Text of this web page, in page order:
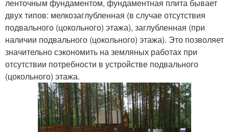
ленточным фундаментом, фундаментная плита бывает
двух типов: мелкозаглубленная (в случае отсутствия
подвального (цокольного) этажа), заглубленная (при
наличии подвального (цокольного) этажа). Это позволяет
значительно сэкономить на земляных работах при
отсутствии потребности в устройстве подвального
(цокольного) этажа.